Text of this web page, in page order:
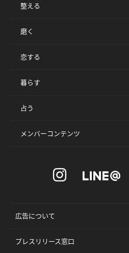
整える
磨く
恋する
暮らす
占う
メンバーコンテンツ
広告について
プレスリリース窓口